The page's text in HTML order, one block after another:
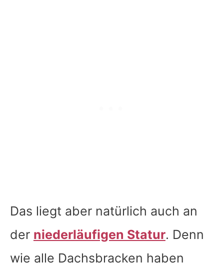
Das liegt aber natürlich auch an
der niederläufigen Statur. Denn
wie alle Dachsbracken haben